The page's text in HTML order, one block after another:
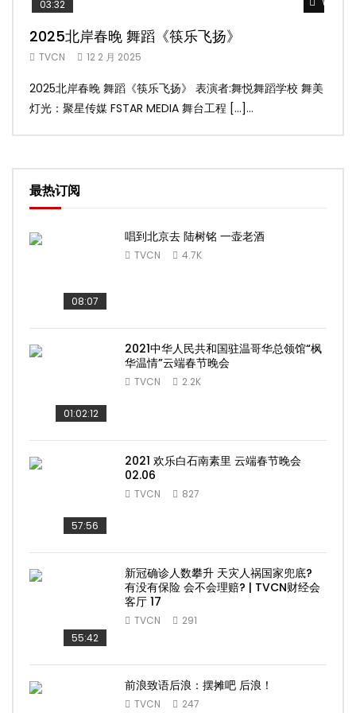
03:32
2025北岸春晚 舞蹈《筷乐飞扬》
TVCN 12 2 月 2025
2025北岸春晚 舞蹈《筷乐飞扬》 表演者:舞悦舞蹈学校 舞美
灯光：聚星传媒 FSTAR MEDIA 舞台工程 […]...
最热订阅
08:07
唱到北京去 陆树铭 一壶老酒
TVCN 4.7K
01:02:12
2021中华人民共和国驻温哥华总领馆“枫
华温情”云端春节晚会
TVCN 2.2K
57:56
2021 欢乐白石南素里 云端春节晚会
02.06
TVCN 827
55:42
新冠确诊人数攀升 天灾人祸国家兜底?
有没有保险 会不会理赔? | TVCN财经会
客厅 17
TVCN 291
前浪致语后浪：摆摊吧 后浪！
TVCN 247